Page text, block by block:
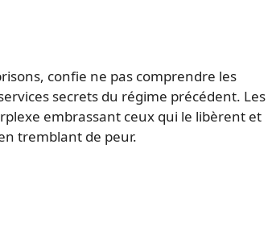
confie ne pas comprendre les
secrets du régime précédent. Les
embrassant ceux qui le libèrent et
tremblant de peur.